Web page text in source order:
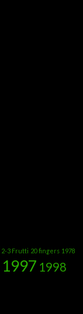
2-3 Frutti 20 fingers 1978
1997 1998